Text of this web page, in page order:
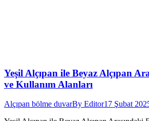
Yeşil Alçıpan ile Beyaz Alçıpan
ve Kullanım Alanları
Alçıpan bölme duvarBy Editor17 Şubat